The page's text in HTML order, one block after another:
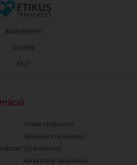
ÁSZF
Adatvédelem
Cookiek
Online társkereső
Fényképes társkereső
Új társkereső
Keresztény társkereső